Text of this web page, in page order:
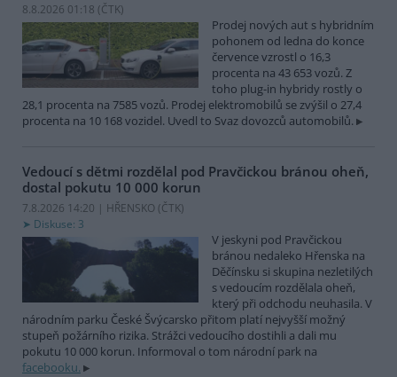
8.8.2026 01:18 (ČTK)
Prodej nových aut s hybridním
pohonem od ledna do konce
července vzrostl o 16,3
procenta na 43 653 vozů. Z
toho plug-in hybridy rostly o
28,1 procenta na 7585 vozů. Prodej elektromobilů se zvýšil o 27,4
procenta na 10 168 vozidel. Uvedl to Svaz dovozců automobilů.
Vedoucí s dětmi rozdělal pod Pravčickou bránou oheň,
dostal pokutu 10 000 korun
7.8.2026 14:20 | HŘENSKO (ČTK)
Diskuse: 3
V jeskyni pod Pravčickou
bránou nedaleko Hřenska na
Děčínsku si skupina nezletilých
s vedoucím rozdělala oheň,
který při odchodu neuhasila. V
národním parku České Švýcarsko přitom platí nejvyšší možný
stupeň požárního rizika. Strážci vedoucího dostihli a dali mu
pokutu 10 000 korun. Informoval o tom národní park na
facebooku.